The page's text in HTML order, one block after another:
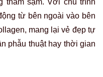
từ bên ngoài vào bên
mang lại vẻ đẹp tự
phẫu thuật hay thời gian